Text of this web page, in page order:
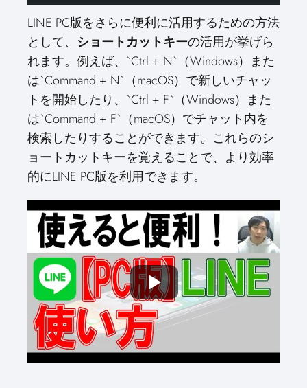
LINE PC版をさらに便利に活用するための方法
として、 ショートカットキーの活用が挙げら
れます。例えば、`Ctrl + N`（Windows）また
は`Command + N`（macOS）で新しいチャッ
トを開始したり、`Ctrl + F`（Windows）また
は`Command + F`（macOS）でチャット内を
検索したりすることができます。これらのシ
ョートカットキーを覚えることで、より効率
的にLINE PC版を利用できます。